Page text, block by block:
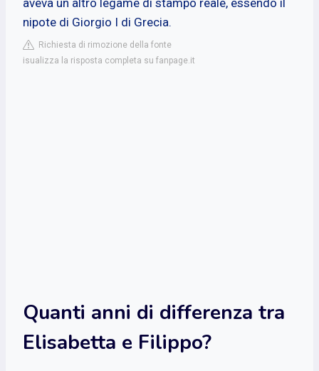
nipote di Giorgio I di Grecia.
Richiesta di rimozione della fonte
isualizza la risposta completa su fanpage.it
Quanti anni di differenza tra
Elisabetta e Filippo?